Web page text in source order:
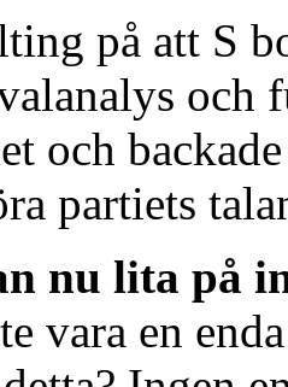
på att S
och
och
partiets
nu lita på
vara en